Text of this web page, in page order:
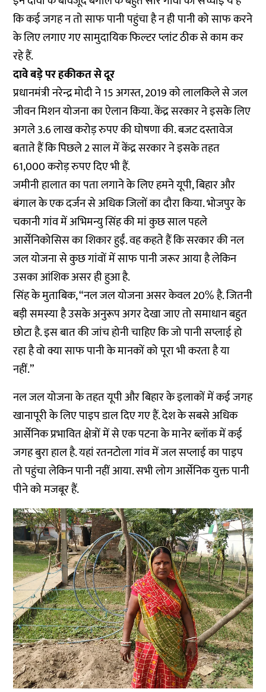
कि कई जगह न तो साफ पानी पहुंचा है न ही पानी को साफ करने
के लिए लगाए गए सामुदायिक फिल्टर प्लांट ठीक से काम कर
रहे हैं.
दावे बड़े पर हकीकत से दूर
प्रधानमंत्री नरेन्द्र मोदी ने 15 अगस्त, 2019 कोलालकिले से जल
जीवन मिशन योजना का ऐलानकिया. केंद्र सरकार ने इसके लिए
अगले 3.6 लाख करोड़ रुपए की घोषणा की. बजट दस्तावेज
बताते हैं कि पिछले 2 साल में केंद्र सरकार ने इसके तहत
61,000 करोड़ रुपए दिए भी हैं.
जमीनी हालात का पता लगाने के लिए हमने यूपी, बिहार और
बंगाल के एक दर्जन से अधिक जिलों का दौरा किया. भोजपुर के
चकानी गांव में अभिमन्यु सिंह की मां कुछ साल पहले
आर्सेनिकोसिस का शिकार हुईं. वह कहते हैं कि सरकार की नल
जल योजना से कुछ गांवों में साफ पानी जरूर आया है लेकिन
उसका आंशिक असर ही हुआ है.
सिंह के मुताबिक, “नल जल योजना असर केवल 20% है. जितनी
बड़ी समस्या है उसके अनुरूप अगर देखा जाए तो समाधान बहुत
छोटा है. इस बात की जांच होनी चाहिए कि जो पानी सप्लाई हो
रहा है वो क्या साफ पानी के मानकों को पूरा भी करता है या
नहीं.”
नल जल योजना के तहत यूपी और बिहार के इलाकों में कई जगह
खानापूरी के लिए पाइप डाल दिए गए हैं. देश के सबसे अधिक
आर्सेनिक प्रभावित क्षेत्रों में से एक पटना के मानेर ब्लॉक में कई
जगह बुरा हाल है. यहां रतनटोला गांव में जल सप्लाई का पाइप
तो पहुंचा लेकिन पानी नहीं आया. सभी लोग आर्सेनिक युक्त पानी
पीने को मजबूर हैं.